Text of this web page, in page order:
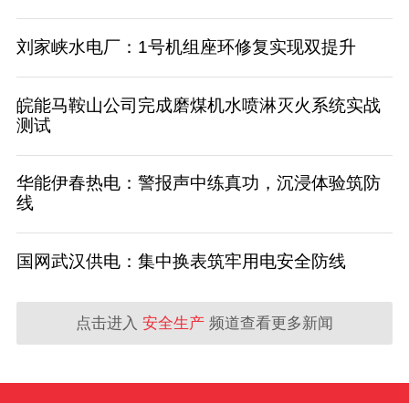
刘家峡水电厂：1号机组座环修复实现双提升
皖能马鞍山公司完成磨煤机水喷淋灭火系统实战
测试
华能伊春热电：警报声中练真功，沉浸体验筑防
线
国网武汉供电：集中换表筑牢用电安全防线
点击进入 安全生产 频道查看更多新闻